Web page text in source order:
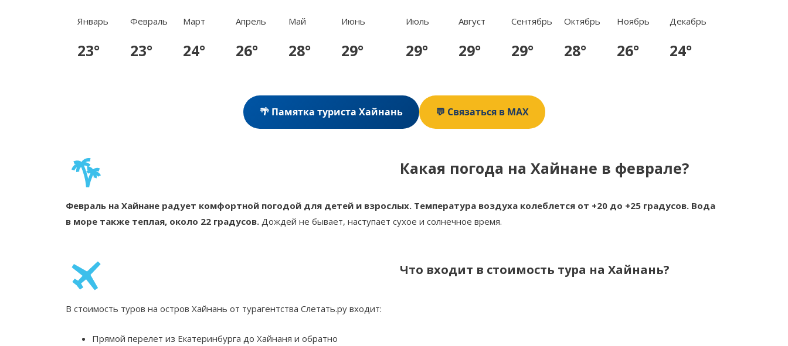
Январь
23°
Февраль
23°
Март
24°
Апрель
26°
Май
28°
Июнь
29°
Июль
29°
Август
29°
Сентябрь
29°
Октябрь
28°
Ноябрь
26°
Декабрь
24°
🌴 Памятка туриста Хайнань 💬 Связаться в MAX
Какая погода на Хайнане в феврале?
Февраль на Хайнане радует комфортной погодой для детей и взрослых. Температура воздуха колеблется от +20 до +25 градусов. Вода
в море также теплая, около 22 градусов. Дождей не бывает, наступает сухое и солнечное время.
Что входит в стоимость тура на Хайнань?
В стоимость туров на остров Хайнань от турагентства Слетать.ру входит:
Прямой перелет из Екатеринбурга до Хайнаня и обратно